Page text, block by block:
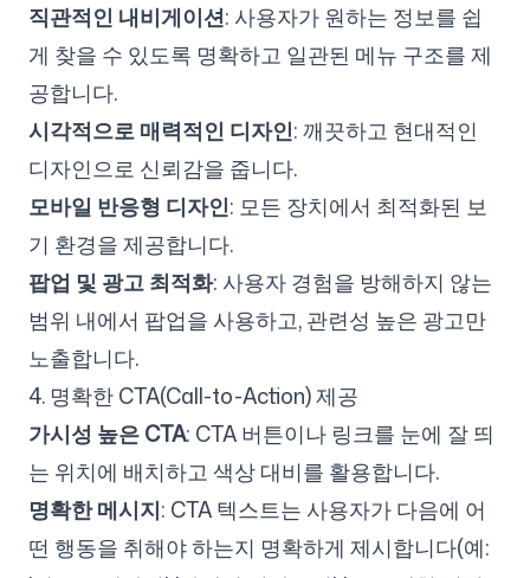
직관적인 내비게이션: 사용자가 원하는 정보를 쉽
게 찾을 수 있도록 명확하고 일관된 메뉴 구조를 제
공합니다.
시각적으로 매력적인 디자인: 깨끗하고 현대적인
디자인으로 신뢰감을 줍니다.
모바일 반응형 디자인: 모든 장치에서 최적화된 보
기 환경을 제공합니다.
팝업 및 광고 최적화: 사용자 경험을 방해하지 않는
범위 내에서 팝업을 사용하고, 관련성 높은 광고만
노출합니다.
4. 명확한 CTA(Call-to-Action) 제공
가시성 높은 CTA: CTA 버튼이나 링크를 눈에 잘 띄
는 위치에 배치하고 색상 대비를 활용합니다.
명확한 메시지: CTA 텍스트는 사용자가 다음에 어
떤 행동을 취해야 하는지 명확하게 제시합니다(예: